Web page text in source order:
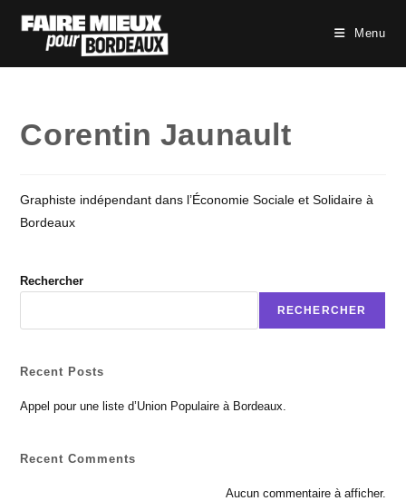
Menu
Corentin Jaunault
Graphiste indépendant dans l’Économie Sociale et Solidaire à
Bordeaux
Rechercher
RECHERCHER
Recent Posts
Appel pour une liste d’Union Populaire à Bordeaux.
Recent Comments
Aucun commentaire à afficher.